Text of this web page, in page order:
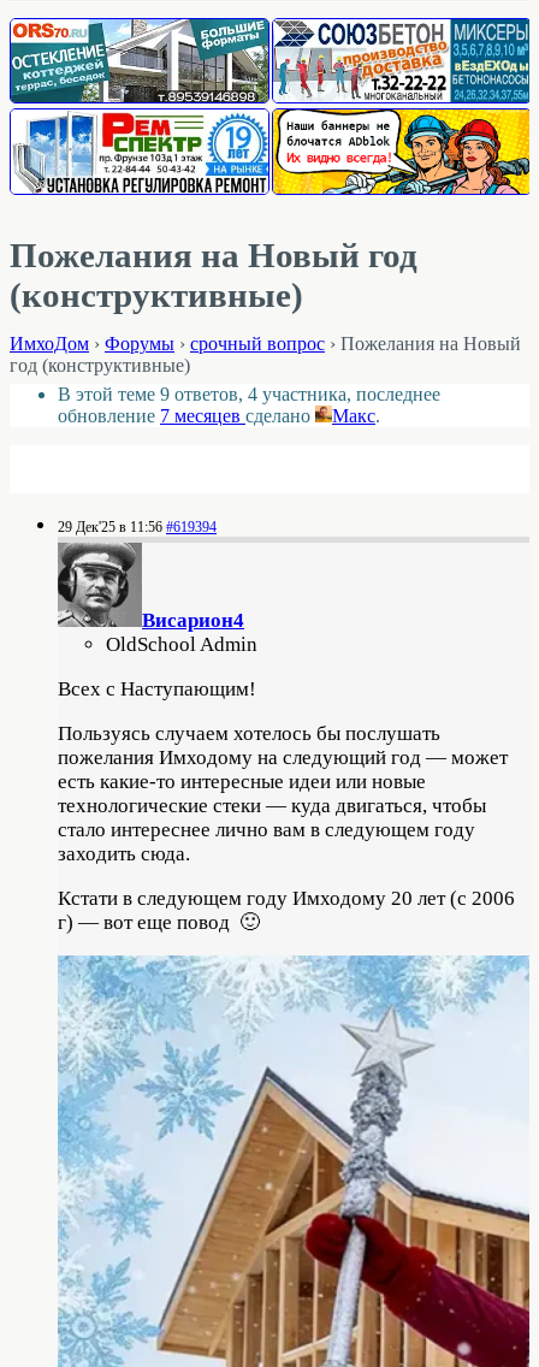
Пожелания на Новый год
(конструктивные)
ИмхоДом › Форумы › срочный вопрос › Пожелания на Новый
год (конструктивные)
В этой теме 9 ответов, 4 участника, последнее
обновление 7 месяцев сделано Макс.
29 Дек'25 в 11:56 #619394
Висариoн4
OldSchool Admin
Всех с Наступающим!
Пользуясь случаем хотелось бы послушать
пожелания Имходому на следующий год — может
есть какие-то интересные идеи или новые
технологические стеки — куда двигаться, чтобы
стало интереснее лично вам в следующем году
заходить сюда.
Кстати в следующем году Имходому 20 лет (с 2006
г) — вот еще повод 🙂